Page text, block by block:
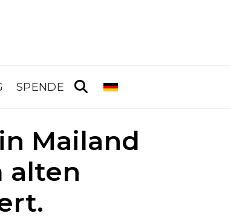
SPENDE
Mailand
alten